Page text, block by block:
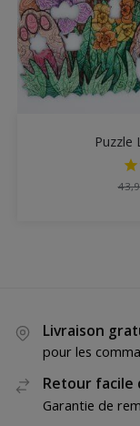
Puzzle
Livraison
pour les
Retour facile
Garantie de